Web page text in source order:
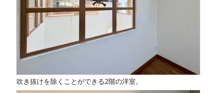
吹き抜けを除くことができる2階の洋室。